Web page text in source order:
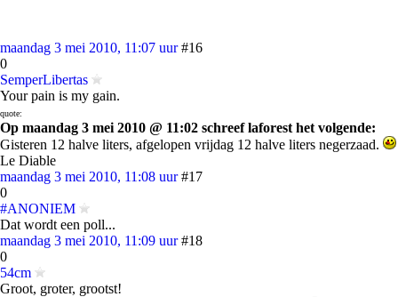
maandag 3 mei 2010, 11:07 uur #16
0
SemperLibertas
Your pain is my gain.
quote:
Op maandag 3 mei 2010 @ 11:02 schreef laforest het volgende:
Gisteren 12 halve liters, afgelopen vrijdag 12 halve liters negerzaad.
Le Diable
maandag 3 mei 2010, 11:08 uur #17
0
#ANONIEM
Dat wordt een poll...
maandag 3 mei 2010, 11:09 uur #18
0
54cm
Groot, groter, grootst!